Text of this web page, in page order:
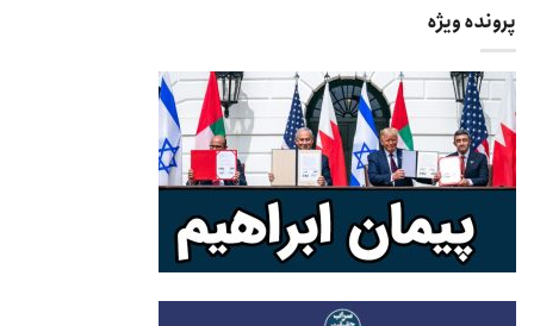
پرونده ویژه